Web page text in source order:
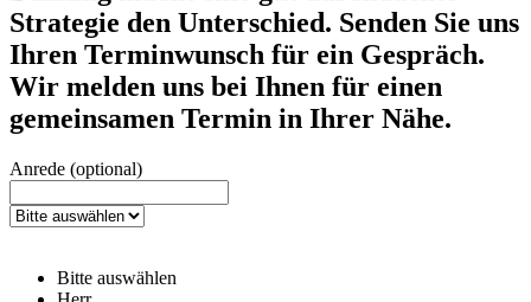
Strategie den Unterschied. Senden Sie uns
Ihren Terminwunsch für ein Gespräch.
Wir melden uns bei Ihnen für einen
gemeinsamen Termin in Ihrer Nähe.
Anrede (optional)
Bitte auswählen